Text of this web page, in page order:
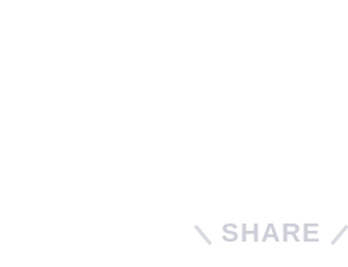
SHARE